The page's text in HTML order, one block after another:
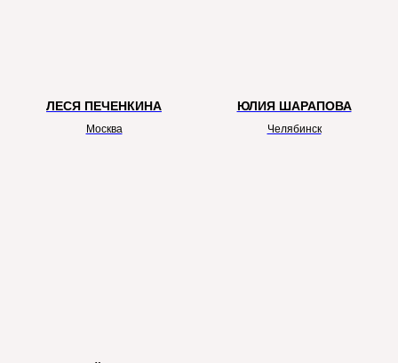
ЛЕСЯ ПЕЧЕНКИНА
Москва
ЮЛИЯ ШАРАПОВА
Челябинск